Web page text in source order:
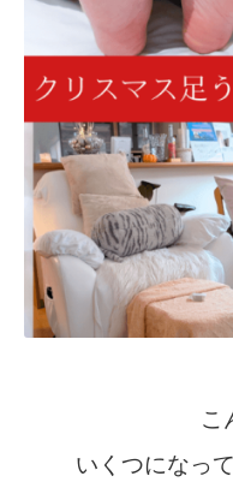
こ
いくつになっ